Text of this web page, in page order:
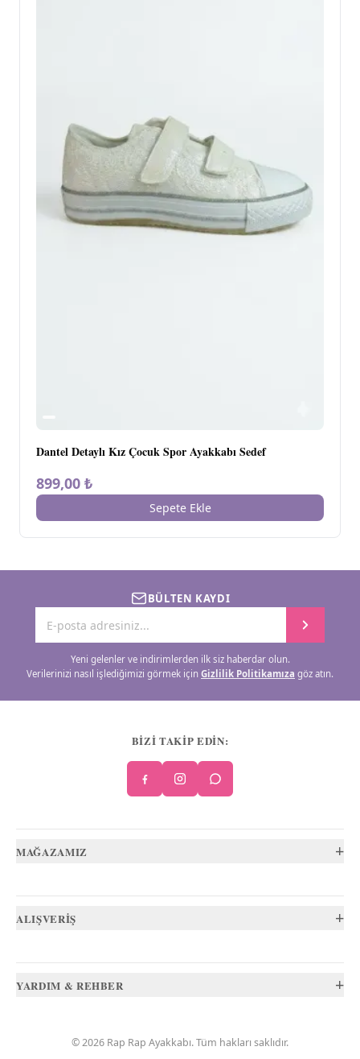
Dantel Detaylı Kız Çocuk Spor Ayakkabı Sedef
899,00 ₺
Sepete Ekle
BÜLTEN KAYDI
Yeni gelenler ve indirimlerden ilk siz haberdar olun.
Verilerinizi nasıl işlediğimizi görmek için Gizlilik Politikamıza göz atın.
BİZİ TAKİP EDİN:
MAĞAZAMIZ +
ALIŞVERİŞ +
YARDIM & REHBER +
©2026 Rap Rap Ayakkabı. Tüm hakları saklıdır.